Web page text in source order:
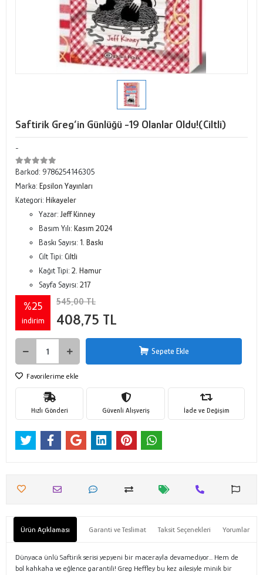
Saftirik Greg’in Günlüğü -19 Olanlar Oldu!(Ciltli)
-
Barkod: 9786254146305
Marka: Epsilon Yayınları
Kategori: Hikayeler
Yazar: Jeff Kinney
Basım Yılı: Kasım 2024
Baskı Sayısı: 1. Baskı
Cilt Tipi: Ciltli
Kağıt Tipi: 2. Hamur
Sayfa Sayısı: 217
%25
indirim
545,00 TL
408,75 TL
Sepete Ekle
Favorilerime ekle
Hızlı Gönderi Güvenli Alışveriş İade ve Değişim
Ürün Açıklaması Garanti ve Teslimat Taksit Seçenekleri Yorumlar
Dünyaca ünlü Saftirik serisi yepyeni bir macerayla devamediyor... Hem de
bol kahkaha ve eğlence garantili! Greg Heffley bu kez ailesiyle minik bir